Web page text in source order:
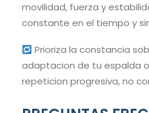
movilidad, fuerza y
constante en el tiempo y
Prioriza la constancia
adaptacion de tu espalda
repeticion progresiva, no